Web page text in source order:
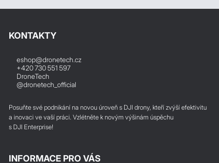
KONTAKTY
eshop@dronetech.cz
+420 730 551 597
DroneTech
@dronetech_official
Posuňte své podnikání na novou úroveň s DJI drony, kteří zvýší efektivitu
a inovaci ve vaší práci. Vzlétněte k novým výšinám úspěchu
s DJI Enterprise!
INFORMACE PRO VÁS